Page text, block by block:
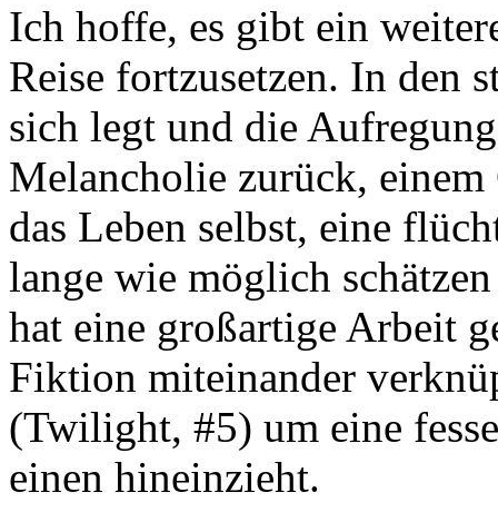
Ich hoffe, es gibt ein
Reise fortzusetzen. In den
sich legt und die
Melancholie zurück, einem
das Leben selbst, eine
lange wie möglich
hat eine großartige Arbeit
Fiktion miteinander
(Twilight, #5) um eine
einen hineinzieht.